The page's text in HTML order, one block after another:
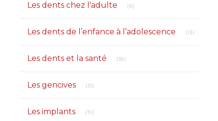
Les dents chez l'adulte (6)
Les dents de l’enfance à l’adolescence (13)
Les dents et la santé (18)
Les gencives (15)
Les implants (19)